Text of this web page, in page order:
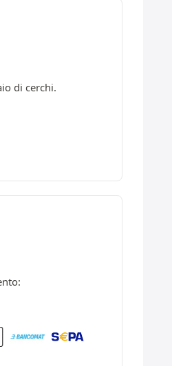
di cerchi.